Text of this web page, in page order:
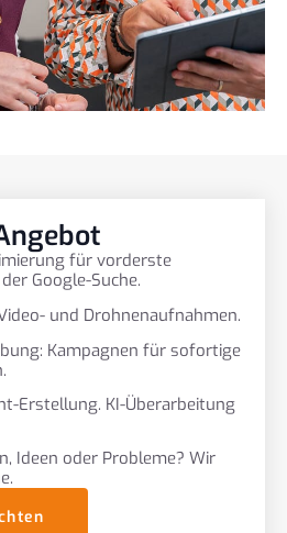
für vorderste
Google-Suche.
und Drohnenaufnahmen.
Kampagnen für sofortige
Erstellung. KI-Überarbeitung
Ideen oder Probleme? Wir